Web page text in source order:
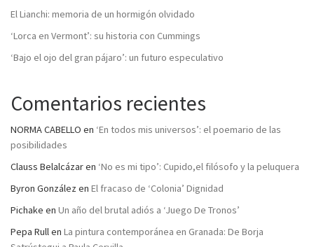
El Lianchi: memoria de un hormigón olvidado
‘Lorca en Vermont’: su historia con Cummings
‘Bajo el ojo del gran pájaro’: un futuro especulativo
Comentarios recientes
NORMA CABELLO en ‘En todos mis universos’: el poemario de las
posibilidades
Clauss Belalcázaren ‘No es mi tipo’: Cupido,el filósofo y la peluquera
Byron González en El fracaso de ‘Colonia’ Dignidad
Pichake en Un año del brutal adiós a ‘Juego De Tronos’
Pepa Rull en La pintura contemporánea en Granada: De Borja